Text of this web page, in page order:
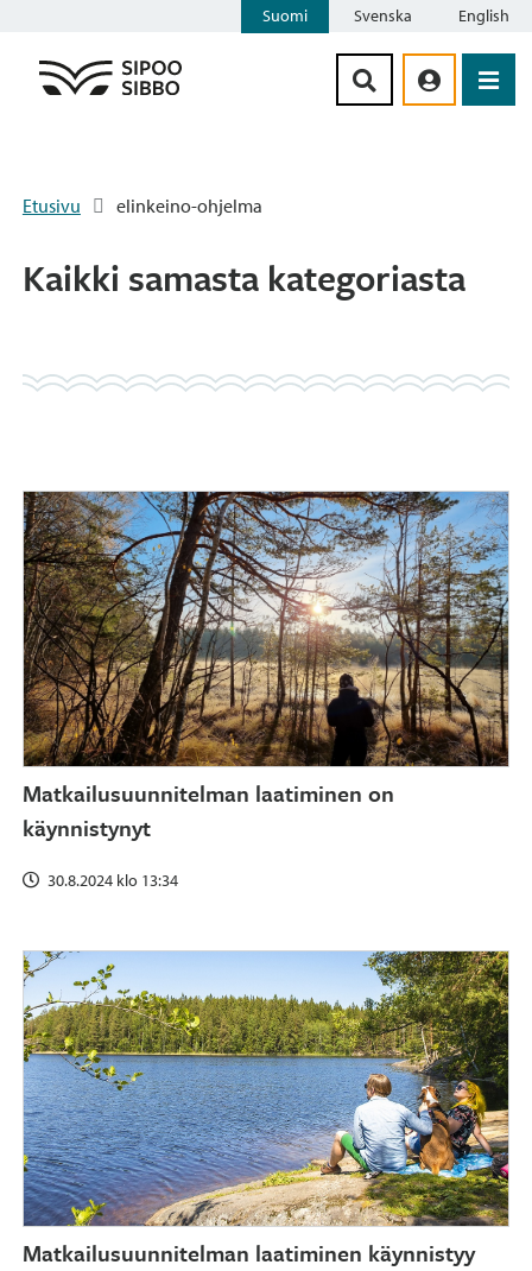
Suomi Svenska English
Etusivu elinkeino-ohjelma
Kaikki samasta kategoriasta
Matkailusuunnitelman laatiminen on
käynnistynyt
30.8.2024 klo 13:34
Matkailusuunnitelman laatiminen käynnistyy